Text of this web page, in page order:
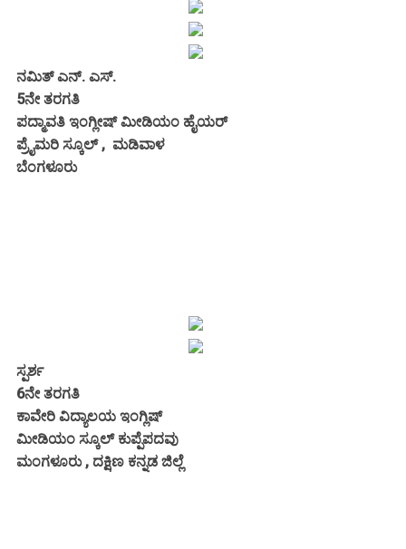
ನಮಿತ್ ಎನ್. ಎಸ್.
5ನೇ ತರಗತಿ
ಪದ್ಮಾವತಿ ಇಂಗ್ಲೀಷ್ ಮೀಡಿಯಂ ಹೈಯರ್
ಪ್ರೈಮರಿ ಸ್ಕೂಲ್ , ಮಡಿವಾಳ
ಬೆಂಗಳೂರು
ಸ್ಪರ್ಶ
6ನೇ ತರಗತಿ
ಕಾವೇರಿ ವಿದ್ಯಾಲಯ ಇಂಗ್ಲಿಷ್
ಮೀಡಿಯಂ ಸ್ಕೂಲ್ ಕುಪ್ಪೆಪದವು
ಮಂಗಳೂರು , ದಕ್ಷಿಣ ಕನ್ನಡ ಜಿಲ್ಲೆ